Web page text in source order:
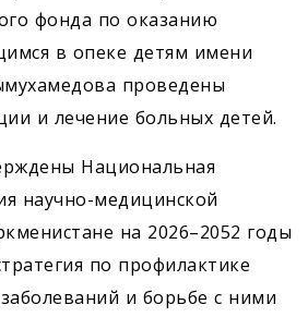
фонда по оказанию
в опеке детям имени
проведены
и лечение больных детей.
Национальная
научно-медицинской
на 2026–2052 годы
по профилактике
и борьбе с ними